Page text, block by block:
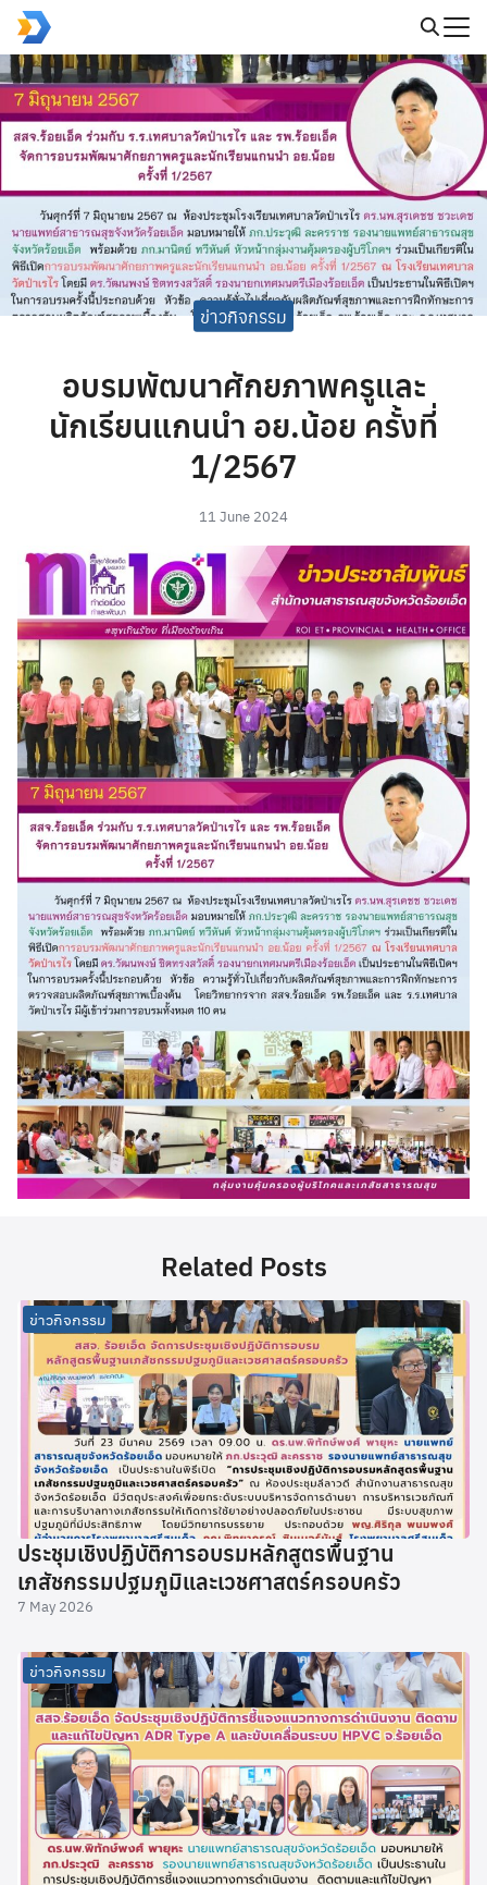
Skip
content
Search
for:
ข่าวกิจกรรม
อบรมพัฒนาศักยภาพครูและ
นักเรียนแกนนำ อย.น้อย ครั้งที่
1/2567
11 June 2024
Related Posts
ข่าวกิจกรรม
ประชุมเชิงปฏิบัติการอบรมหลักสูตรพื้นฐาน
เภสัชกรรมปฐมภูมิและเวชศาสตร์ครอบครัว
7 May 2026
ข่าวกิจกรรม